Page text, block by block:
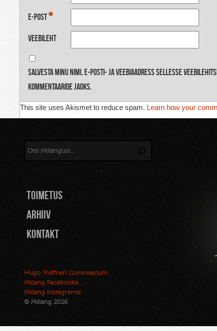
E-post*
Veebileht
Salvesta minu nimi, e-posti- ja veebiaadress sellesse
kommentaaride jaoks.
This site uses Akismet to reduce spam. Learn how your
TOIMETUS
Arhiiv
Kontakt
Hugo Treffneri Gümnaasium
Miilang Facebookis
Miilang Instagramis
© Miilang 2026